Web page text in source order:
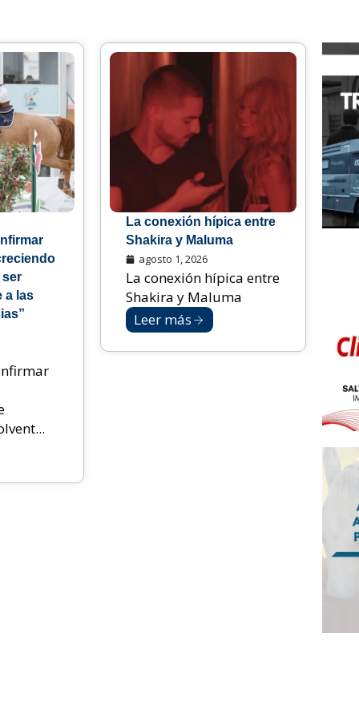
a las
La conexión hípica entre
Shakira y Maluma
agosto 1, 2026
La conexión hípica entre
Shakira y Maluma
Leer más